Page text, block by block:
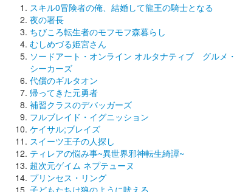
スキル0冒険者の俺、結婚して龍王の騎士となる
夜の署長
ちびころ転生者のモフモフ森暮らし
むしめづる姫宮さん
ソードアート・オンライン オルタナティブ グルメ・
シーカーズ
代償のギルタオン
帰ってきた元勇者
補習クラスのデバッガーズ
フルブレイド・イグニッション
ケイサル;ブレイズ
スイーツ王子の人探し
ティレアの悩み事~異世界邪神転生綺譚~
超次元ゲイム ネプテューヌ
プリンセス・リング
子どもたちは狼のように吠える